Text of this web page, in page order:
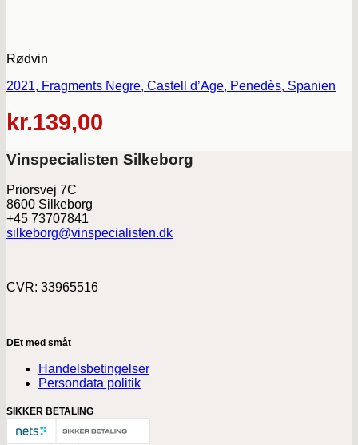
Rødvin
2021, Fragments Negre, Castell d’Age, Penedès, Spanien
kr.139,00
Vinspecialisten Silkeborg
Priorsvej 7C
8600 Silkeborg
+45 73707841
silkeborg@vinspecialisten.dk
CVR: 33965516
DEt med småt
Handelsbetingelser
Persondata politik
SIKKER BETALING